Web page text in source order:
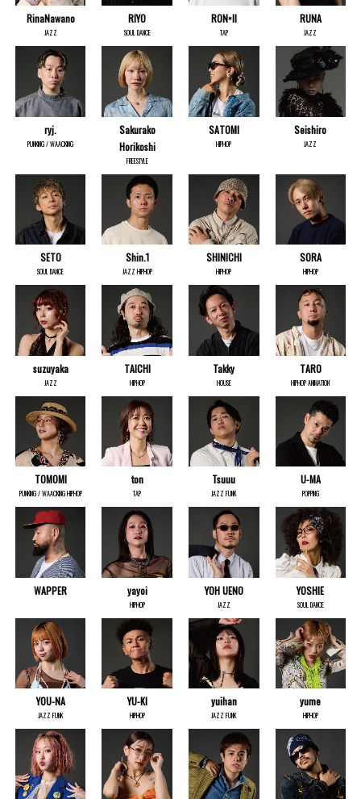
RinaNawano
JAZZ
RIYO
SOUL DANCE
RON×II
TAP
RUNA
JAZZ
ryj.
PUNKING / WAACKING
Sakurako
Horikoshi
FREESTYLE
SATOMI
HIPHOP
Seishiro
JAZZ
SETO
SOUL DANCE
Shin.1
JAZZ HIPHOP
SHINICHI
HIPHOP
SORA
HIPHOP
suzuyaka
JAZZ
TAICHI
HIPHOP
Takky
HOUSE
TARO
HIPHOP ANIMATION
TOMOMI
PUNKING / WAACKING HIPHOP
ton
TAP
Tsuuu
JAZZ FUNK
U-MA
POPPING
WAPPER yayoi
HIPHOP
YOH UENO
JAZZ
YOSHIE
SOUL DANCE
YOU-NA
JAZZ FUNK
YU-KI
HIPHOP
yuihan
JAZZ FUNK
yume
HIPHOP